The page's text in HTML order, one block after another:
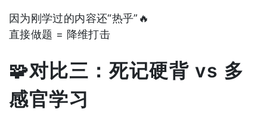
因为刚学过的内容还“热乎”🔥
直接做题 = 降维打击
🧩对比三：死记硬背 vs 多
感官学习